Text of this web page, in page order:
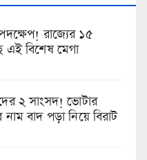
রাজ্যের ১৫
এই বিশেষ মেগা
২ সাংসদ! ভোটার
বাদ পড়া নিয়ে বিরাট